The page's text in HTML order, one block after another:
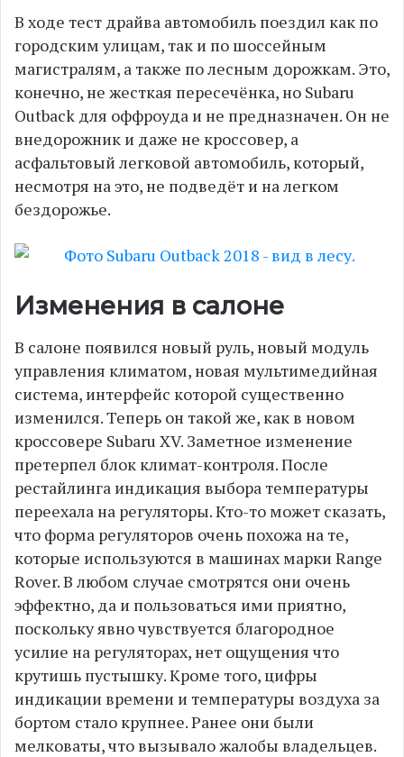
В ходе тест драйва автомобиль поездил как по
городским улицам, так и по шоссейным
магистралям, а также по лесным дорожкам. Это,
конечно, не жесткая пересечёнка, но Subaru
Outback для оффроуда и не предназначен. Он не
внедорожник и даже не кроссовер, а
асфальтовый легковой автомобиль, который,
несмотря на это, не подведёт и на легком
бездорожье.
Изменения в салоне
В салоне появился новый руль, новый модуль
управления климатом, новая мультимедийная
система, интерфейс которой существенно
изменился. Теперь он такой же, как в новом
кроссовере Subaru XV. Заметное изменение
претерпел блок климат-контроля. После
рестайлинга индикация выбора температуры
переехала на регуляторы. Кто-то может сказать,
что форма регуляторов очень похожа на те,
которые используются в машинах марки Range
Rover. В любом случае смотрятся они очень
эффектно, да и пользоваться ими приятно,
поскольку явно чувствуется благородное
усилие на регуляторах, нет ощущения что
крутишь пустышку. Кроме того, цифры
индикации времени и температуры воздуха за
бортом стало крупнее. Ранее они были
мелковаты, что вызывало жалобы владельцев.